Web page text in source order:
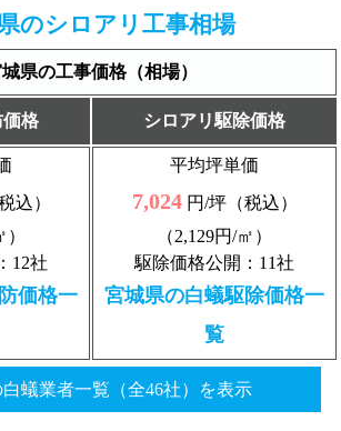
のシロアリ工事相場
県の工事価格（相場）
価格 シロアリ駆除価格
込）
12社
価格一
平均坪単価
7,024円/坪（税込）
（2,129円/㎡）
駆除価格公開：11社
宮城県の白蟻駆除価格一
覧
蟻業者一覧（全46社）を表示